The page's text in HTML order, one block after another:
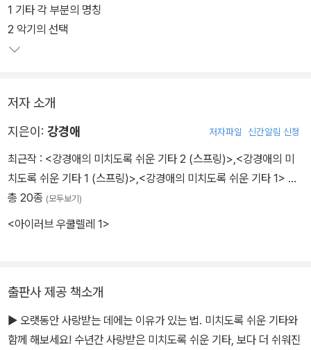
스터 할 수 있다. 초보자의 눈높이에 맞추어 리듬의 장르별 구성이 아
닌 비트의 수와 코드의 난이도에 초점을 맞추어 커리큘럼을 구성하여
기타를 쉽게 배우고 연주하고 싶은 사람들에게 아주 적합하다.
1 기타 각 부분의 명칭
2 악기의 선택
저자 소개
지은이: 강경애 저자파일 신간알림 신청
최근작 : <강경애의 미치도록 쉬운 기타 2 (스프링)>,<강경애의 미
치도록 쉬운 기타 1 (스프링)>,<강경애의 미치도록 쉬운 기타 1> …
총 20종 (모두보기)
<아이러브 우쿨렐레 1>
출판사 제공 책소개
▶ 오랫동안 사랑받는 데에는 이유가 있는 법. 미치도록 쉬운 기타와
함께 해보세요! 수년간 사랑받은 미치도록 쉬운 기타, 보다 더 쉬워진